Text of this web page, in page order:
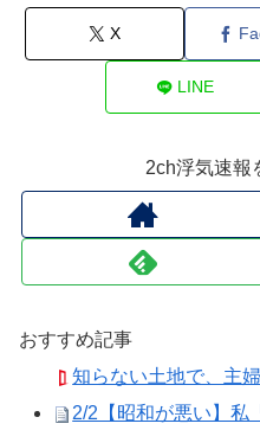
X
LINE
2ch浮気速報
おすすめ記事
知らない土地で、主
2/2【昭和が悪い】私